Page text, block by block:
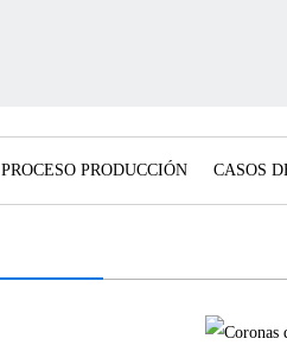
PROCESO PRODUCCIÓN CASOS